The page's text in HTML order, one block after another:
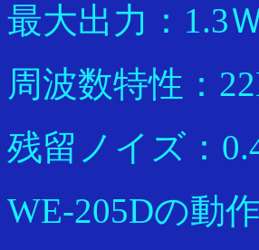
最大出力：1.3
周波数特性：
残留ノイズ：
WE-205Dの動